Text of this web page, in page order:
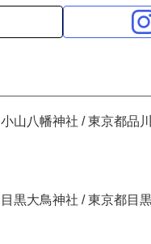
小山八幡神社 / 東京都品
目黒大鳥神社 / 東京都目